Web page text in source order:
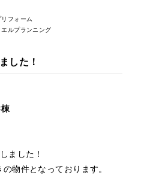
フォーム
ルプランニング
した！
ました！
物件となっております。